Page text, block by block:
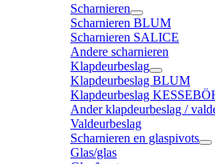
Scharnieren
Scharnieren BLUM
Scharnieren SALICE
Andere scharnieren
Klapdeurbeslag
Klapdeurbeslag BLUM
Klapdeurbeslag
Ander klapdeurbeslag /
Valdeurbeslag
Scharnieren en glaspivots
Glas/glas